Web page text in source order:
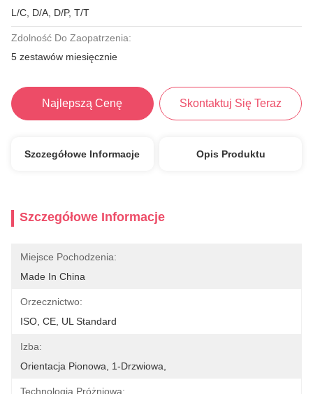
L/C, D/A, D/P, T/T
Zdolność Do Zaopatrzenia:
5 zestawów miesięcznie
Najlepszą Cenę Skontaktuj Się Teraz
Szczegółowe Informacje Opis Produktu
Szczegółowe Informacje
Miejsce Pochodzenia:
Made In China
Orzecznictwo:
ISO, CE, UL Standard
Izba:
Orientacja Pionowa, 1-Drzwiowa,
Technologia Próżniowa: